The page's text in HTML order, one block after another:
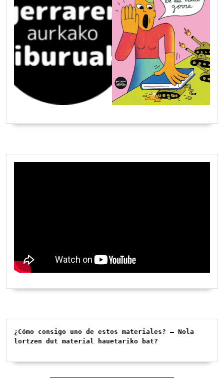
¿Cómo consigo uno de estos materiales? – Nola
lortzen dut material hauetariko bat?